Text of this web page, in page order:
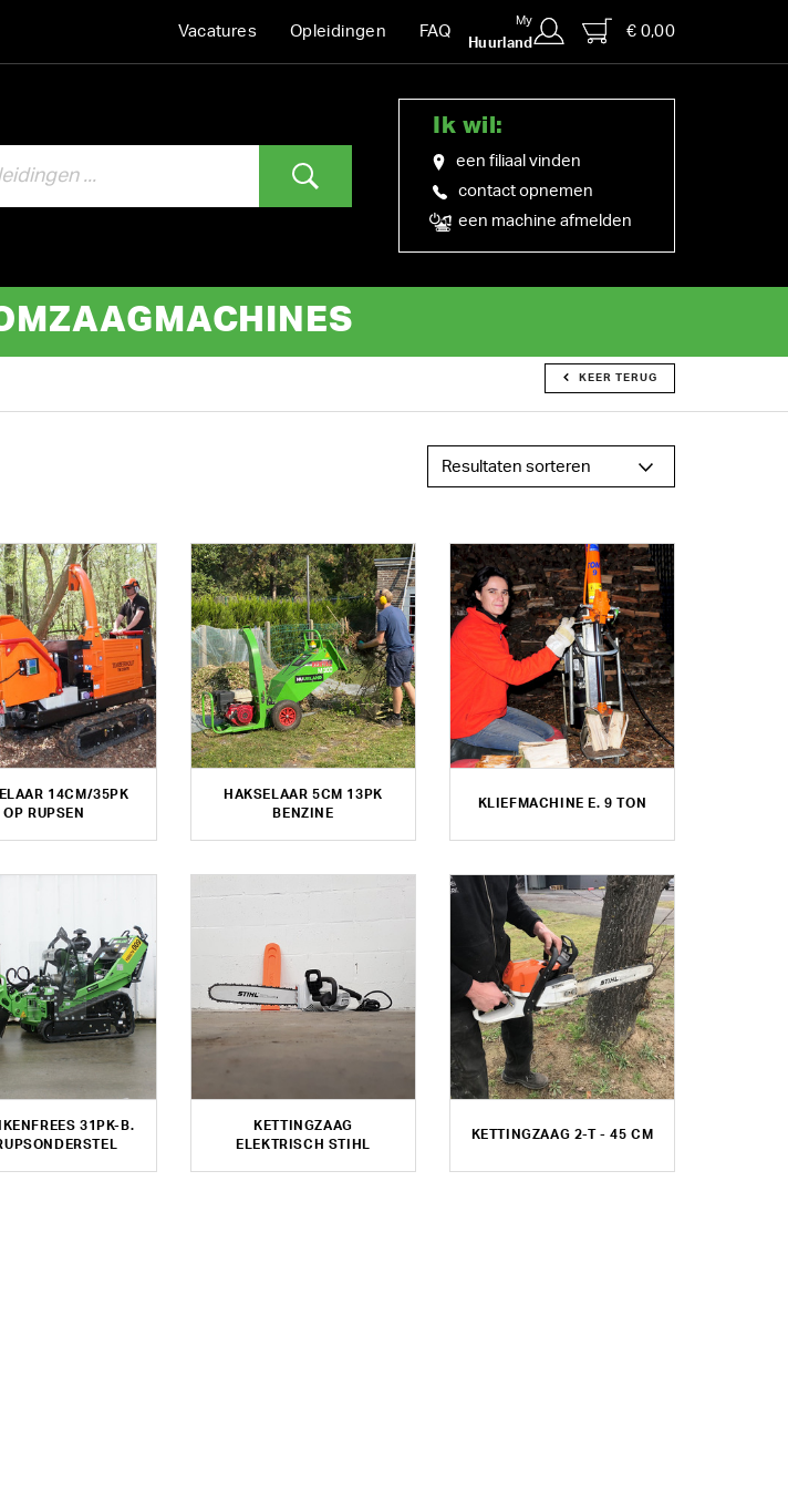
Vacatures Opleidingen FAQ
My
Huurland
€ 0,00
Ik wil:
een filiaal vinden
contact opnemen
een machine afmelden
KEER TERUG
14CM/35PK
OP RUPSEN
HAKSELAAR 5CM 13PK
BENZINE
KLIEFMACHINE E. 9 TON
31PK-B.
KETTINGZAAG
ELEKTRISCH STIHL
KETTINGZAAG 2-T - 45 CM